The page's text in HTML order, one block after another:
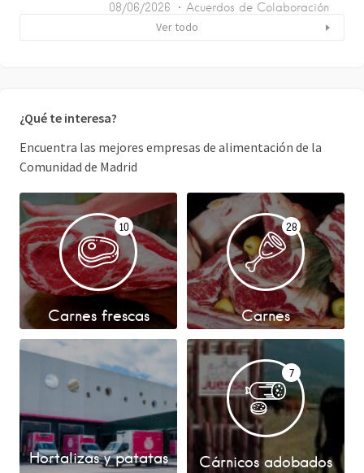
08/06/2026 Acuerdos de Colaboración
Ver todo
¿Qué te interesa?
Encuentra las mejores empresas de alimentación de la
Comunidad de Madrid
10
Carnes frescas
28
Carnes
Hortalizas y patatas
7
Cárnicos adobados